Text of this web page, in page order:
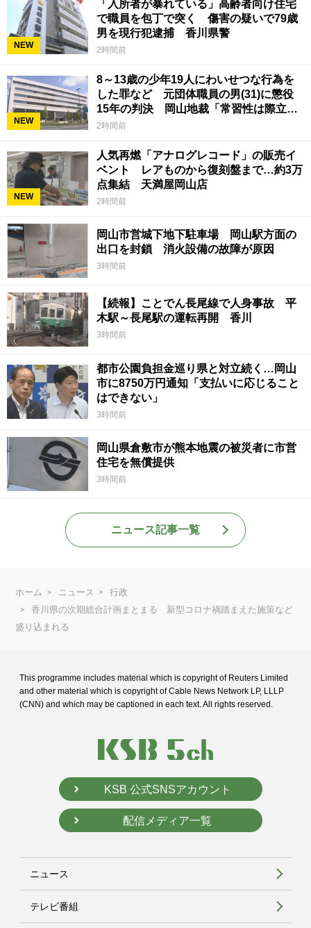
NEW
「入所者が暴れている」高齢者向け住宅
で職員を包丁で突く 傷害の疑いで79歳
男を現行犯逮捕 香川県警
2時間前
NEW
8～13歳の少年19人にわいせつな行為を
した罪など 元団体職員の男(31)に懲役
15年の判決 岡山地裁「常習性は際立っ
ていて被害結果も非常に重い」
2時間前
NEW
人気再燃「アナログレコード」の販売イ
ベント レアものから復刻盤まで…約3万
点集結 天満屋岡山店
2時間前
岡山市営城下地下駐車場 岡山駅方面の
出口を封鎖 消火設備の故障が原因
3時間前
【続報】ことでん長尾線で人身事故 平
木駅～長尾駅の運転再開 香川
3時間前
都市公園負担金巡り県と対立続く…岡山
市に8750万円通知「支払いに応じること
はできない」
3時間前
岡山県倉敷市が熊本地震の被災者に市営
住宅を無償提供
3時間前
ニュース記事一覧
ホーム ニュース
行政
香川県の次期総合計画まとまる 新型コロナ禍踏まえた施策など
盛り込まれる
This programme includes material which is copyright of Reuters Limited
and other material which is copyright of Cable News Network LP, LLLP
(CNN) and which may be captioned in each text. All rights reserved.
KSB 公式SNSアカウント
配信メディア一覧
ニュース
テレビ番組